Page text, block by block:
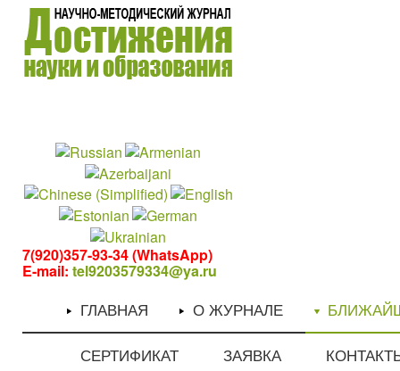
7(920)357-93-34 (WhatsApp)
E-mail: tel9203579334@ya.ru
ГЛАВНАЯ О ЖУРНАЛЕ
СЕРТИФИКАТ ЗАЯВКА